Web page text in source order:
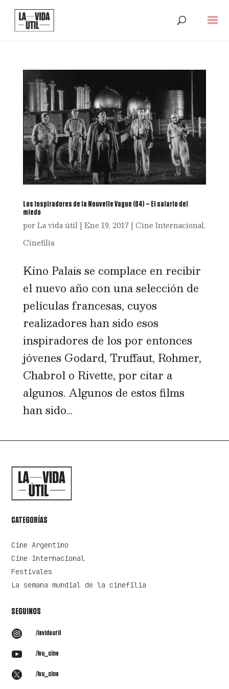
Los inspiradores de la Nouvelle Vague (04) – El salario del
miedo
por La vida útil| Ene 19, 2017| Cine Internacional,
Cinefilia
Kino Palais se complace en recibir
el nuevo año con una selección de
películas francesas, cuyos
realizadores han sido esos
inspiradores de los por entonces
jóvenes Godard, Truffaut, Rohmer,
Chabrol o Rivette, por citar a
algunos. Algunos de estos films
han sido...
CATEGORÍAS
Cine Argentino
Cine Internacional
Festivales
La semana mundial de la cinefilia
SEGUINOS
 /lavidautil
 /lvu_cine
 /lvu_cine